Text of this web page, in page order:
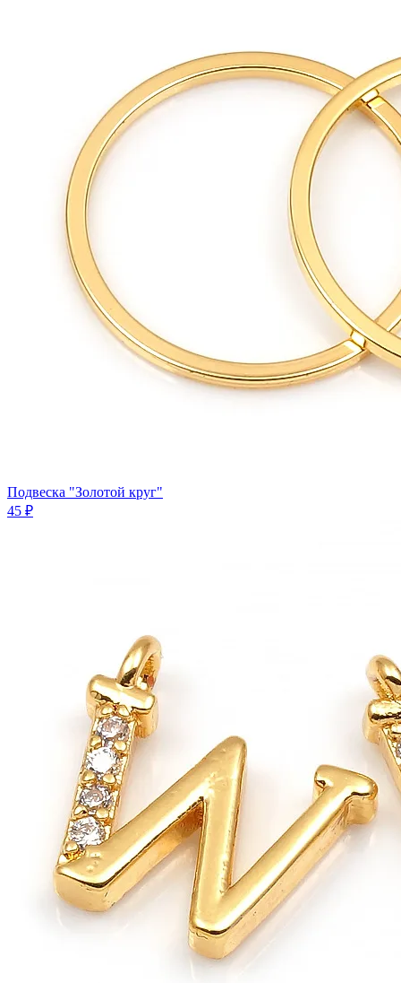
Подвеска "Золотой круг"
45 ₽